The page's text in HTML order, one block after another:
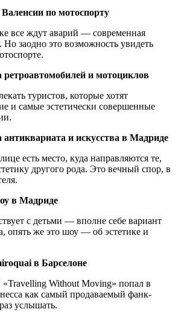
по мотоспорту
все ждут аварий — современная
Но заодно это возможность увидеть
ретроавтомобилей и мотоциклов
туристов, которые хотят
и самые эстетически совершенные
антиквариата и искусства в Мадриде
есть место, куда направляются те,
другого рода. Это вечный спор, в
в Мадриде
с детьми — вполне себе вариант
опять же это шоу — об эстетике и
в Барселоне
Without Moving» попал в
как самый продаваемый фанк-
услышать.